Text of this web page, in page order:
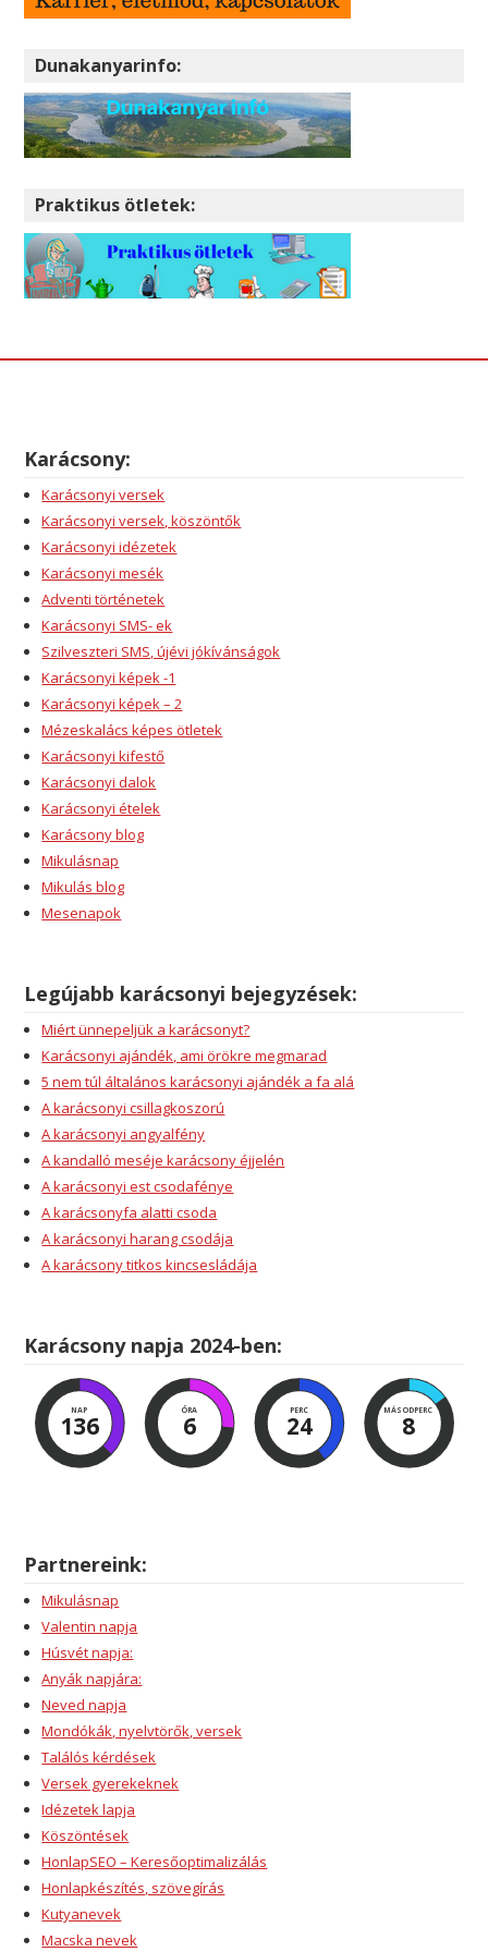
Dunakanyarinfo:
Praktikus ötletek:
Karácsony:
Karácsonyi versek
Karácsonyi versek, köszöntők
Karácsonyi idézetek
Karácsonyi mesék
Adventi történetek
Karácsonyi SMS- ek
Szilveszteri SMS, újévi jókívánságok
Karácsonyi képek -1
Karácsonyi képek – 2
Mézeskalács képes ötletek
Karácsonyi kifestő
Karácsonyi dalok
Karácsonyi ételek
Karácsony blog
Mikulásnap
Mikulás blog
Mesenapok
Legújabb karácsonyi bejegyzések:
Miért ünnepeljük a karácsonyt?
Karácsonyi ajándék, ami örökre megmarad
5 nem túl általános karácsonyi ajándék a fa alá
A karácsonyi csillagkoszorú
A karácsonyi angyalfény
A kandalló meséje karácsony éjjelén
A karácsonyi est csodafénye
A karácsonyfa alatti csoda
A karácsonyi harang csodája
A karácsony titkos kincsesládája
Karácsony napja 2024-ben:
NAP
136
ÓRA
6
PERC
24
MÁSODPERC
8
Partnereink:
Mikulásnap
Valentin napja
Húsvét napja:
Anyák napjára:
Neved napja
Mondókák, nyelvtörők, versek
Találós kérdések
Versek gyerekeknek
Idézetek lapja
Köszöntések
HonlapSEO – Keresőoptimalizálás
Honlapkészítés, szövegírás
Kutyanevek
Macska nevek